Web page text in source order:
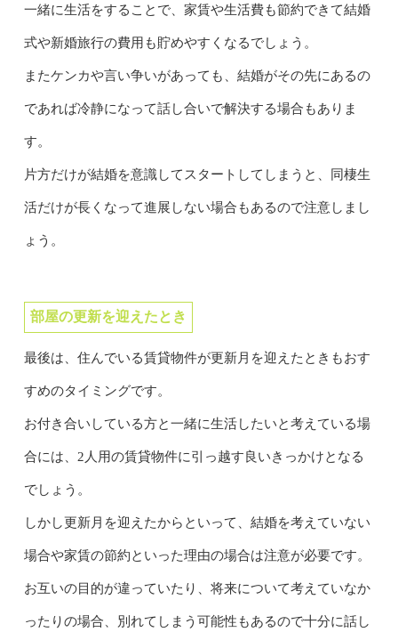
一緒に生活をすることで、家賃や生活費も節約できて結婚
式や新婚旅行の費用も貯めやすくなるでしょう。
またケンカや言い争いがあっても、結婚がその先にあるの
であれば冷静になって話し合いで解決する場合もありま
す。
片方だけが結婚を意識してスタートしてしまうと、同棲生
活だけが長くなって進展しない場合もあるので注意しまし
ょう。
部屋の更新を迎えたとき
最後は、住んでいる賃貸物件が更新月を迎えたときもおす
すめのタイミングです。
お付き合いしている方と一緒に生活したいと考えている場
合には、2人用の賃貸物件に引っ越す良いきっかけとなる
でしょう。
しかし更新月を迎えたからといって、結婚を考えていない
場合や家賃の節約といった理由の場合は注意が必要です。
お互いの目的が違っていたり、将来について考えていなか
ったりの場合、別れてしまう可能性もあるので十分に話し